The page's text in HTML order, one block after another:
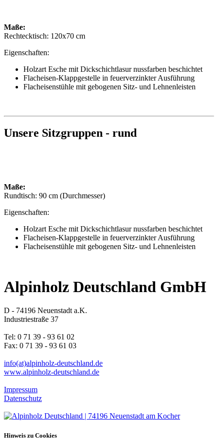
Maße:
Rechtecktisch: 120x70 cm
Eigenschaften:
Holzart Esche mit Dickschichtlasur nussfarben beschichtet
Flacheisen-Klappgestelle in feuerverzinkter Ausführung
Flacheisenstühle mit gebogenen Sitz- und Lehnenleisten
Unsere Sitzgruppen - rund
Maße:
Rundtisch: 90 cm (Durchmesser)
Eigenschaften:
Holzart Esche mit Dickschichtlasur nussfarben beschichtet
Flacheisen-Klappgestelle in feuerverzinkter Ausführung
Flacheisenstühle mit gebogenen Sitz- und Lehnenleisten
Alpinholz Deutschland GmbH
D - 74196 Neuenstadt a.K.
Industriestraße 37
Tel: 0 71 39 - 93 61 02
Fax: 0 71 39 - 93 61 03
info(at)alpinholz-deutschland.de
www.alpinholz-deutschland.de
Impressum
Datenschutz
Hinweis zu Cookies